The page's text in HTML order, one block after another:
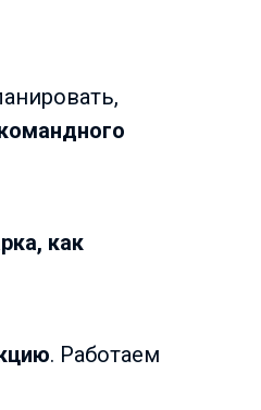
как
. Работаем